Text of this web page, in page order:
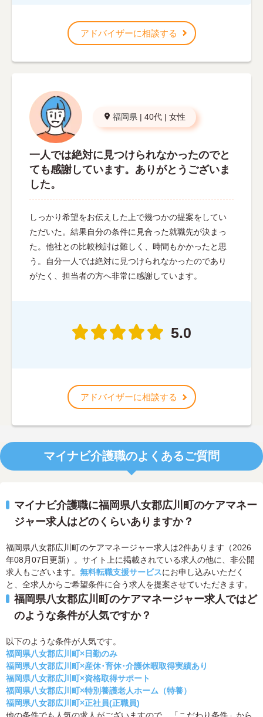
アドバイザーに相談する
福岡県 | 40代 | 女性
一人では絶対に見つけられなかったのでと
ても感謝しています。ありがとうございま
した。
しっかり希望をお伝えした上で幾つかの提案をしてい
ただいた。結果自分の条件に見合った就職先が決まっ
た。他社との比較検討は難しく、時間もかかったと思
う。自分一人では絶対に見つけられなかったのであり
がたく、担当者の方へ非常に感謝しています。
5.0
アドバイザーに相談する
マイナビ介護職のよくあるご質問
マイナビ介護職に福岡県八女郡広川町のケアマネー
ジャー求人はどのくらいありますか？
福岡県八女郡広川町のケアマネージャー求人は2件あります（2026
年08月07日更新）。サイト上に掲載されている求人の他に、非公開
求人もございます。 無料転職支援サービスにお申し込みいただく
と、全求人からご希望条件に合う求人を提案させていただきます。
福岡県八女郡広川町のケアマネージャー求人ではど
のような条件が人気ですか？
以下のような条件が人気です。
福岡県八女郡広川町×日勤のみ
福岡県八女郡広川町×産休･育休･介護休暇取得実績あり
福岡県八女郡広川町×資格取得サポート
福岡県八女郡広川町×特別養護老人ホーム（特養）
福岡県八女郡広川町×正社員(正職員)